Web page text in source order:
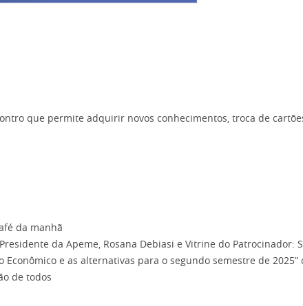
que permite adquirir novos conhecimentos, troca de
da manhã
da Apeme, Rosana Debiasi e Vitrine do Patrocinador:
Econômico e as alternativas para o segundo semestre de
de todos